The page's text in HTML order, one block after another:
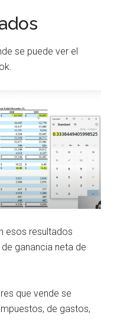
se puede ver el
esos resultados
ganancia neta de
que vende se
de gastos,